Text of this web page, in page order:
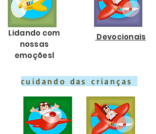
Lidando com
nossas
emoçõesl
Devocionais
cuidando das crianças